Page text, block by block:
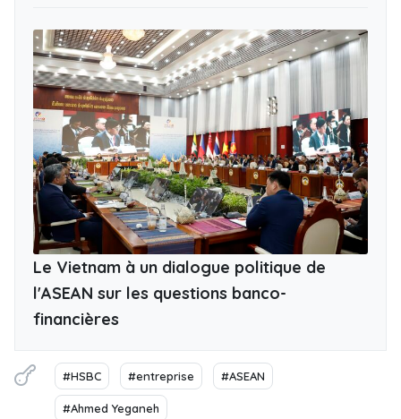
Le Vietnam à un dialogue politique de
l'ASEAN sur les questions banco-
financières
#HSBC #entreprise #ASEAN
#Ahmed Yeganeh